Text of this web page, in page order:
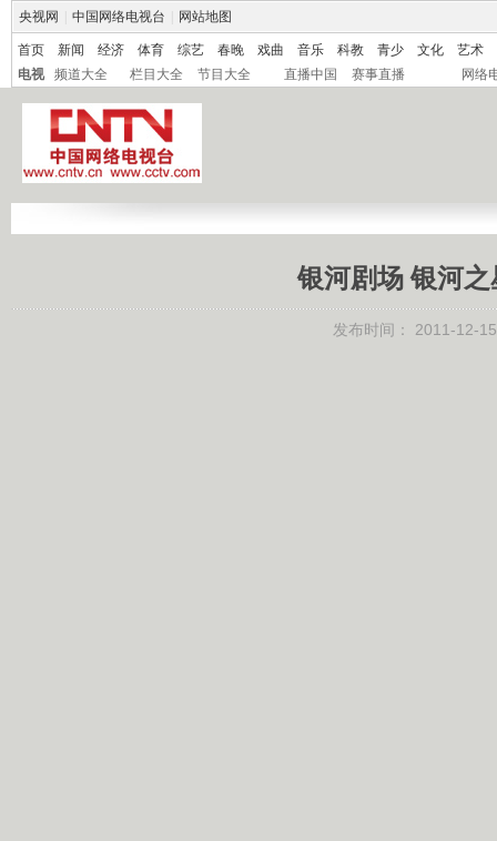
央视网 中国网络电视台 网站地图
首页 新闻 经济 体育 综艺 春晚 戏曲 音乐 科教 青少 文化
艺术
电视
频道大全 栏目大全 节目大全 直播中国 赛事直播 网络
银河剧场 银河之
发布时间： 2011-12-